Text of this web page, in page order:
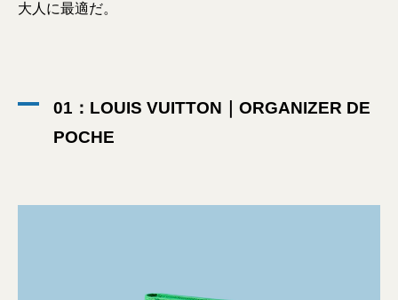
大人に最適だ。
01：LOUIS VUITTON｜ORGANIZER DE
POCHE